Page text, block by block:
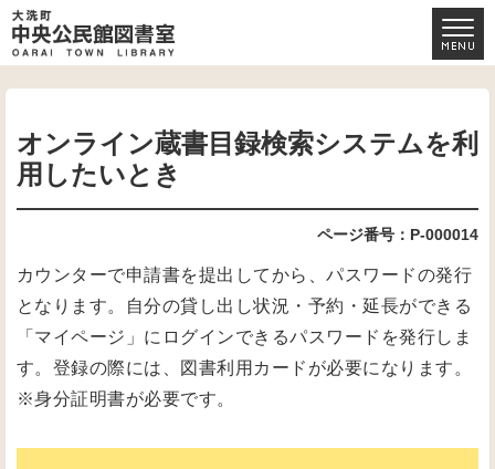
オンライン蔵書目録検索システムを利
用したいとき
ページ番号：P-000014
カウンターで申請書を提出してから、パスワードの発行
となります。自分の貸し出し状況・予約・延長ができる
「マイページ」にログインできるパスワードを発行しま
す。登録の際には、図書利用カードが必要になります。
※身分証明書が必要です。